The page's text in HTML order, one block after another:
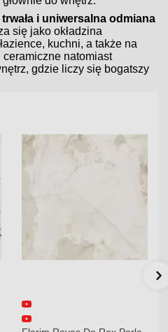
trwała i uniwersalna odmiana
się jako okładzina
kuchni, a także na
ceramiczne natomiast
gdzie liczy się bogatszy